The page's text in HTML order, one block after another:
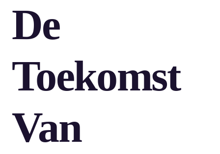
De
Toekomst
Van